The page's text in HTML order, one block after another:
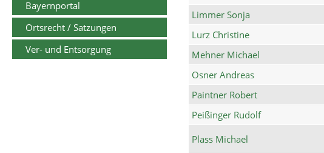
Bayernportal
Ortsrecht / Satzungen
Ver- und Entsorgung
Limmer Sonja
Lurz Christine
Mehner Michael
Osner Andreas
Paintner Robert
Peißinger Rudolf
Plass Michael